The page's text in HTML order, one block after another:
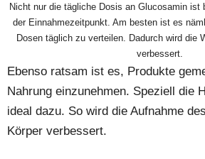
Nicht nur die tägliche Dosis an Glucosamin ist
der Einnahmezeitpunkt. Am besten ist es
Dosen täglich zu verteilen. Dadurch wird die
verbessert.
Ebenso ratsam ist es, Produkte
Nahrung einzunehmen. Speziell die
ideal dazu. So wird die Aufnahme
Körper verbessert.